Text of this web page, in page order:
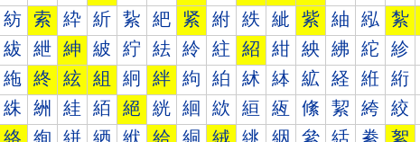
紡 索 紣 紤 紥 紦 紧 紨 紩 紪 紫 紬 紭 紮
紱 紲 紳 紴 紵 紶 紷 紸 紹 紺 紻 紼 紽 紾
絁 終 絃 組 絅 絆 絇 絈 絉 絊 絋 経 絍 絎
絑 絒 絓 絔 絕 絖 絗 絘 絙 絚 絛 絜 絝 絞
絡 絢 絣 絤 絥 給 絧 絨 絩 絪 絫 絬 絭 絮